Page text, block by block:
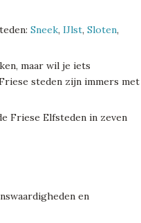
Sneek, IJlst, Sloten,
maar wil je iets
steden zijn immers met
Friese Elfsteden in zeven
en